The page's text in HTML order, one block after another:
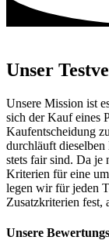
Unser
Unsere Mission ist
sich der Kauf eines
Kaufentscheidung
durchläuft dieselben
stets fair sind. Da je
Kriterien für eine
legen wir für jeden
Zusatzkriterien fest,
Unsere